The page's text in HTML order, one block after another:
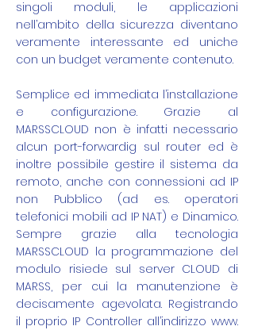
singoli moduli, le applicazioni
nell’ambito della sicurezza diventano
veramente interessante ed uniche
con un budget veramente contenuto.
Semplice ed immediata l’installazione
e configurazione. Grazie al
MARSSCLOUD non è infatti necessario
alcun port-forwardig sul router ed è
inoltre possibile gestire il sistema da
remoto, anche con connessioni ad IP
non Pubblico (ad es. operatori
telefonici mobili ad IP NAT) e Dinamico.
Sempre grazie alla tecnologia
MARSSCLOUD la programmazione del
modulo risiede sul server CLOUD di
MARSS, per cui la manutenzione è
decisamente agevolata. Registrando
il proprio IP Controller all’indirizzo www.